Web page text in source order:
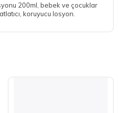
200ml, bebek ve çocuklar
koruyucu losyon.